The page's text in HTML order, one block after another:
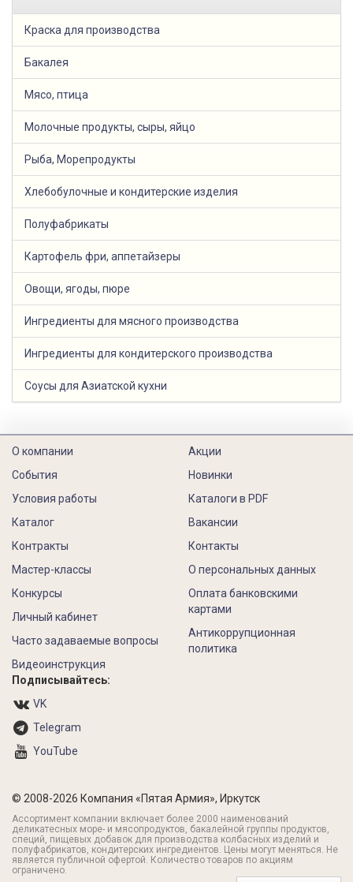
Краска для производства
Бакалея
Мясо, птица
Молочные продукты, сыры, яйцо
Рыба, Морепродукты
Хлебобулочные и кондитерские изделия
Полуфабрикаты
Картофель фри, аппетайзеры
Овощи, ягоды, пюре
Ингредиенты для мясного производства
Ингредиенты для кондитерского производства
Соусы для Азиатской кухни
О компании
События
Условия работы
Каталог
Контракты
Акции
Новинки
Каталоги в PDF
Вакансии
Контакты
Мастер-классы
Конкурсы
Личный кабинет
Часто задаваемые вопросы
Видеоинструкция
О персональных данных
Оплата банковскими
картами
Антикоррупционная
политика
Подписывайтесь:
VK
Telegram
YouTube
© 2008-2026 Компания «Пятая Армия», Иркутск
Ассортимент компании включает более 2000 наименований
деликатесных море- и мясопродуктов, бакалейной группы продуктов,
специй, пищевых добавок для производства колбасных изделий и
полуфабрикатов, кондитерских ингредиентов. Цены могут меняться. Не
является публичной офертой. Количество товаров по акциям
ограничено.